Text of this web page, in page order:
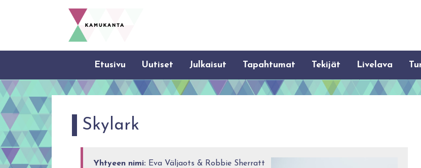
Etusivu Uutiset Julkaisut Tapahtumat Tekijät Livelava
Skylark
Yhtyeen nimi: Eva Väljaots & Robbie Sherratt